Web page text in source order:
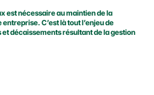
est nécessaire au maintien de la
C’est là tout l’enjeu de
décaissements résultant de la gestion